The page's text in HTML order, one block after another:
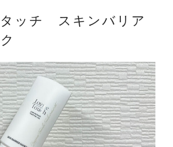
ッチ スキンバリア